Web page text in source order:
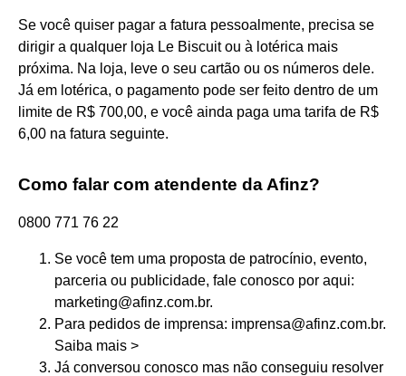
Se você quiser pagar a fatura pessoalmente, precisa se
dirigir a qualquer loja Le Biscuit ou à lotérica mais
próxima. Na loja, leve o seu cartão ou os números dele.
Já em lotérica, o pagamento pode ser feito dentro de um
limite de R$ 700,00, e você ainda paga uma tarifa de R$
6,00 na fatura seguinte.
Como falar com atendente da Afinz?
0800 771 76 22
Se você tem uma proposta de patrocínio, evento,
parceria ou publicidade, fale conosco por aqui:
marketing@afinz.com.br.
Para pedidos de imprensa: imprensa@afinz.com.br.
Saiba mais >
Já conversou conosco mas não conseguiu resolver